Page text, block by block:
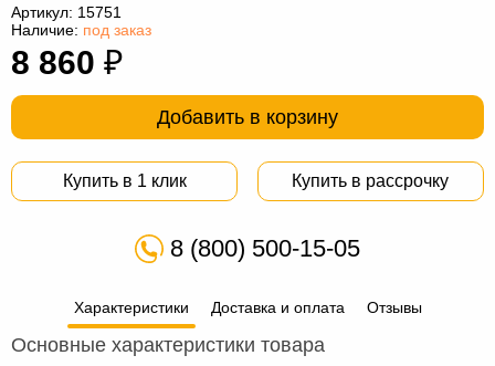
мешки
Мебель
из
Садовая
Артикул: 15751
Наличие: под заказ
8 860 ₽
Добавить в корзину
Купить в 1 клик Купить в рассрочку
8 (800) 500-15-05
Характеристики Доставка и оплата Отзывы
Основные характеристики товара